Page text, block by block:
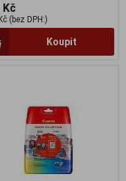
Kč
(bez DPH:)
Koupit